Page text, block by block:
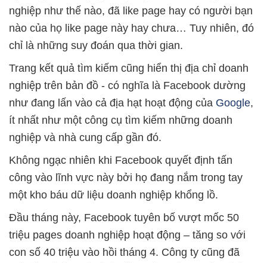
nghiệp như thế nào, đã like page hay có người bạn
nào của họ like page này hay chưa… Tuy nhiên, đó
chỉ là những suy đoán qua thời gian.
Trang kết quả tìm kiếm cũng hiển thị địa chỉ doanh
nghiệp trên bản đồ - có nghĩa là Facebook dường
như đang lấn vào cả địa hạt hoạt động của Google,
ít nhất như một công cụ tìm kiếm những doanh
nghiệp và nhà cung cấp gần đó.
Không ngạc nhiên khi Facebook quyết định tấn
công vào lĩnh vực này bởi họ đang nắm trong tay
một kho báu dữ liệu doanh nghiệp khổng lồ.
Đầu tháng này, Facebook tuyên bố vượt mốc 50
triệu pages doanh nghiệp hoạt động – tăng so với
con số 40 triệu vào hồi tháng 4. Công ty cũng đã